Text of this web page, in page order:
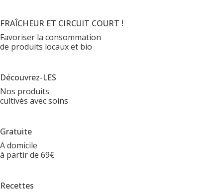
FRAÎCHEUR ET CIRCUIT COURT !
Favoriser la consommation
de produits locaux et bio
Découvrez-LES
Nos produits
cultivés avec soins
Gratuite
A domicile
à partir de 69€
Recettes